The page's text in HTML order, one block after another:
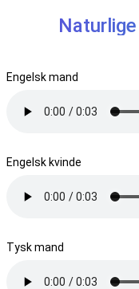
Engelsk mand
Engelsk kvinde
Tysk mand